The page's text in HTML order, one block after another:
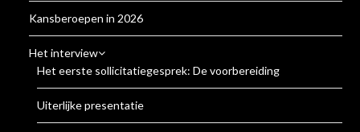
Kansberoepen in 2026
Het interview
Het eerste sollicitatiegesprek: De voorbereiding
Uiterlijke presentatie